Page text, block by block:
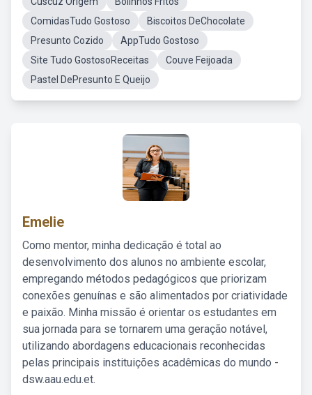
ComidasTudo Gostoso
Biscoitos DeChocolate
Presunto Cozido
AppTudo Gostoso
Site Tudo GostosoReceitas
Couve Feijoada
Pastel DePresunto E Queijo
Emelie
Como mentor, minha dedicação é total ao
desenvolvimento dos alunos no ambiente escolar,
empregando métodos pedagógicos que priorizam
conexões genuínas e são alimentados por criatividade
e paixão. Minha missão é orientar os estudantes em
sua jornada para se tornarem uma geração notável,
utilizando abordagens educacionais reconhecidas
pelas principais instituições acadêmicas do mundo -
dsw.aau.edu.et.